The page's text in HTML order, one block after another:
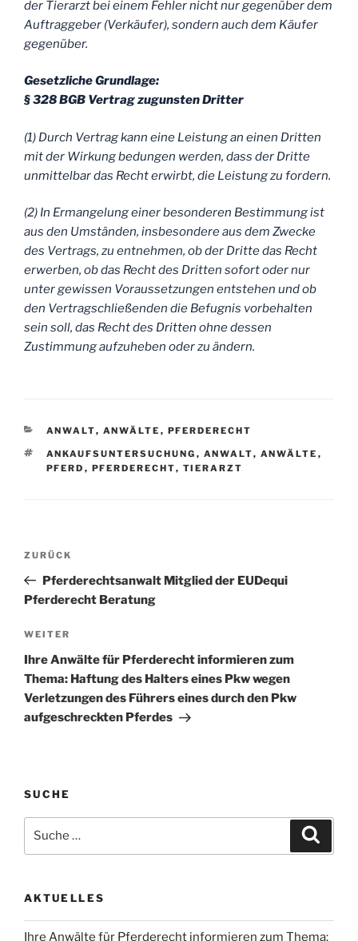
der Tierarzt bei einem Fehler nicht nur gegenüber dem
Auftraggeber (Verkäufer), sondern auch dem Käufer
gegenüber.
Gesetzliche Grundlage:
§ 328 BGB Vertrag zugunsten Dritter
(1) Durch Vertrag kann eine Leistung an einen Dritten
mit der Wirkung bedungen werden, dass der Dritte
unmittelbar das Recht erwirbt, die Leistung zu fordern.
(2) In Ermangelung einer besonderen Bestimmung ist
aus den Umständen, insbesondere aus dem Zwecke
des Vertrags, zu entnehmen, ob der Dritte das Recht
erwerben, ob das Recht des Dritten sofort oder nur
unter gewissen Voraussetzungen entstehen und ob
den Vertragschließenden die Befugnis vorbehalten
sein soll, das Recht des Dritten ohne dessen
Zustimmung aufzuheben oder zu ändern.
KATEGORIEN
ANWALT, ANWÄLTE , PFERDERECHT
SCHLAGWÖRTER
ANKAUFSUNTERSUCHUNG , ANWALT, ANWÄLTE ,
PFERD , PFERDERECHT, TIERARZT
Beitragsnavigation
Vorheriger
Beitrag
ZURÜCK
Pferderechtsanwalt Mitglied der EUDequi
Pferderecht Beratung
Nächster
Beitrag
WEITER
Ihre Anwälte für Pferderecht informieren zum
Thema: Haftung des Halters eines Pkw wegen
Verletzungen des Führers eines durch den Pkw
aufgeschreckten Pferdes
SUCHE
nach:
AKTUELLES
Ihre Anwälte für Pferderecht informieren zum Thema: